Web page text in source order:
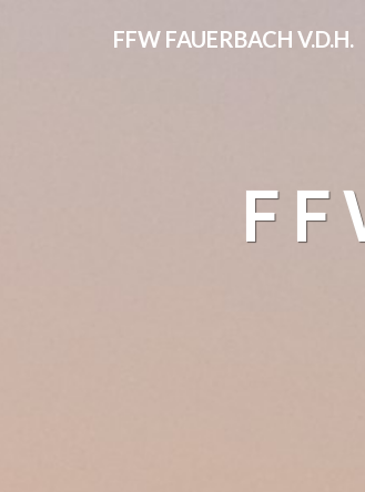
FFW FAUERBACH V.D.H.